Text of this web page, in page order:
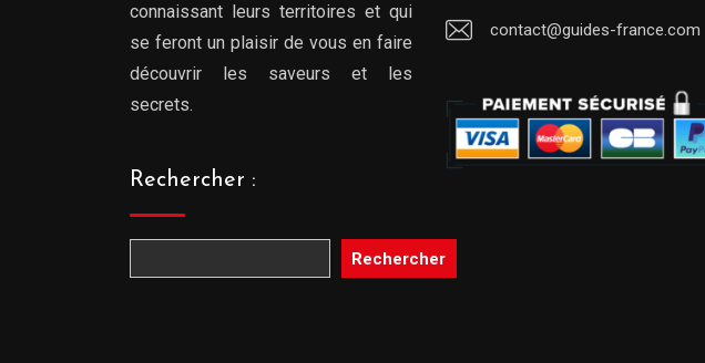
connaissant leurs territoires et qui
se feront un plaisir de vous en faire
découvrir les saveurs et les
secrets.
Rechercher :
Rechercher
contact@guides-france.com